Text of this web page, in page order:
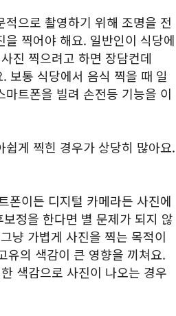
으로 촬영하기 위해 조명을 전
찍어야 해요. 일반인이 식당에
진 찍으려고 하면 장담컨데
보통 식당에서 음식 찍을 때 일
트폰을 빌려 손전등 기능을 이
게 찍힌 경우가 상당히 많아요.
폰이든 디지털 카메라든 사진에
정을 한다면 별 문제가 되지 않
냥 가볍게 사진을 찍는 목적이
유의 색감이 큰 영향을 끼쳐요.
색감으로 사진이 나오는 경우